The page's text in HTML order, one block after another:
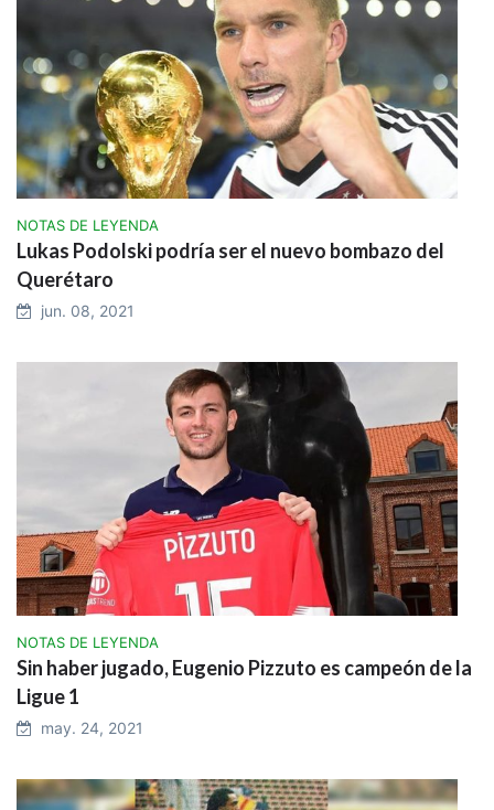
NOTAS DE LEYENDA
Lukas Podolski podría ser el nuevo bombazo del
Querétaro
jun. 08, 2021
NOTAS DE LEYENDA
Sin haber jugado, Eugenio Pizzuto es campeón de la
Ligue 1
may. 24, 2021